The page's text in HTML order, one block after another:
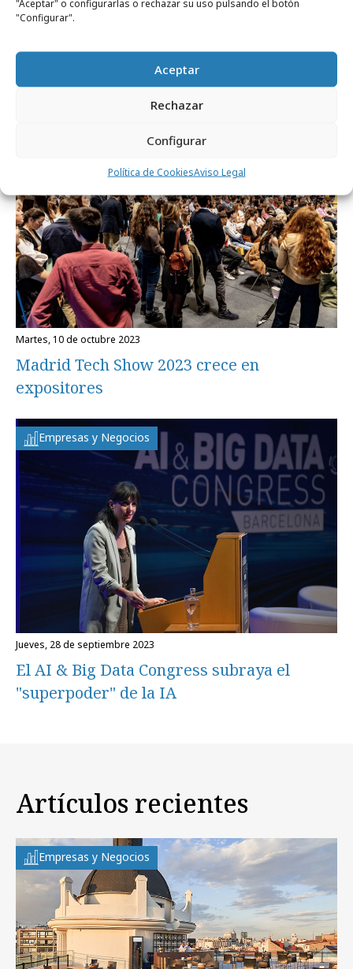
"Aceptar" o configurarlas o rechazar su uso pulsando el botón
"Configurar".
Aceptar
Rechazar
Configurar
Política de CookiesAviso Legal
Vuelve Madrid Tech Show (16 y 17 de
octubre)
Empresas y Negocios
martes, 10 de octubre 2023
Madrid Tech Show 2023 crece en
expositores
Empresas y Negocios
jueves, 28 de septiembre 2023
El AI & Big Data Congress subraya el
"superpoder" de la IA
Artículos recientes
Empresas y Negocios